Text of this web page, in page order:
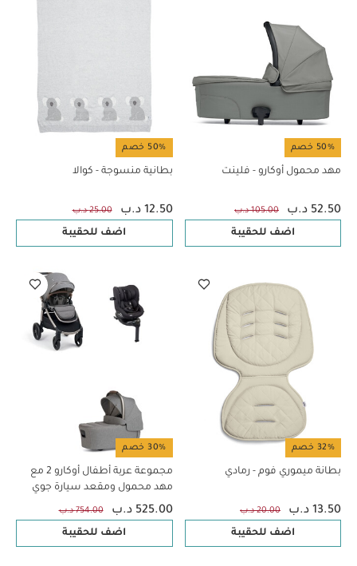
50% خصم
مهد محمول أوكارو - فلينت
52.50 د.ب 105.00 د.ب
اضف للحقيبة
50% خصم
بطانية منسوجة - كوالا
12.50 د.ب 25.00 د.ب
اضف للحقيبة
32% خصم
بطانة ميموري فوم - رمادي
13.50 د.ب 20.00 د.ب
اضف للحقيبة
30% خصم
مجموعة عربة أطفال أوكارو 2 مع
مهد محمول ومقعد سيارة جوي
آي-سبين 360 (3 قطع) - هيريتج
525.00 د.ب 754.00 د.ب
اضف للحقيبة